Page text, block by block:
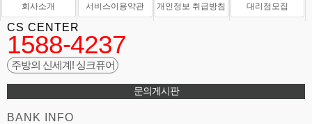
회사소개 서비스이용약관 개인정보 취급방침 대리점모집
CS CENTER
1588-4237
주방의 신세계! 싱크퓨어
문의게시판
BANK INFO